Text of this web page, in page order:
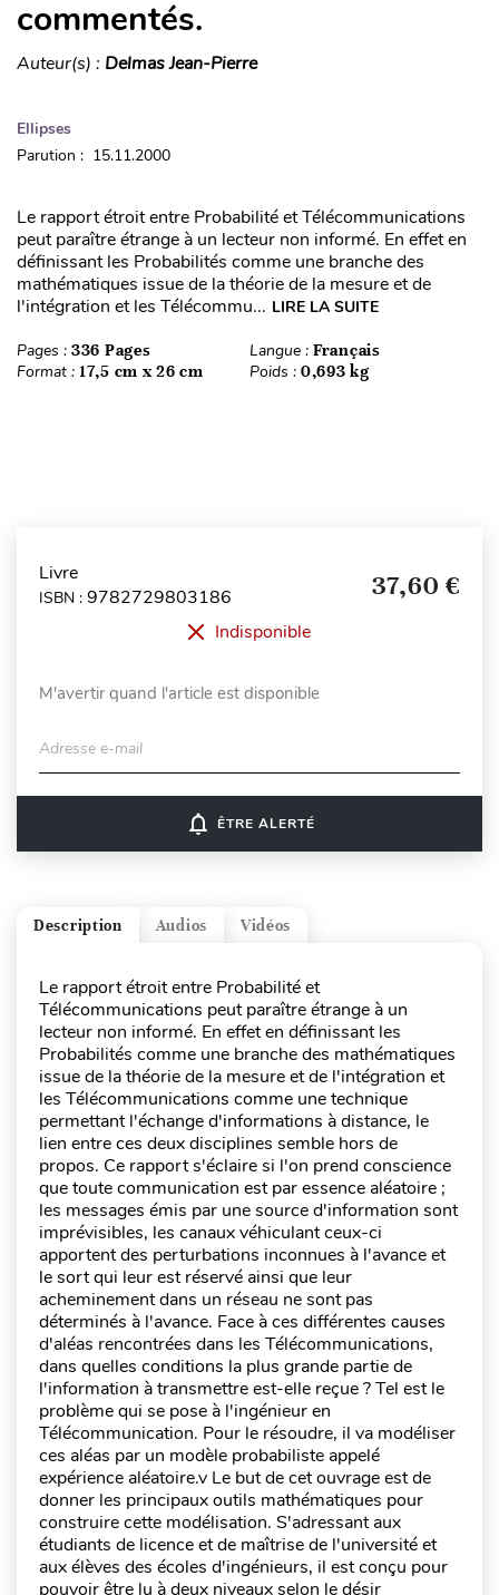
commentés.
Auteur(s) : Delmas Jean-Pierre
Ellipses
Parution : 15.11.2000
Le rapport étroit entre Probabilité et Télécommunications
peut paraître étrange à un lecteur non informé. En effet en
définissant les Probabilités comme une branche des
mathématiques issue de la théorie de la mesure et de
l'intégration et les Télécommu... LIRE LA SUITE
Pages : 336 Pages Langue : Français
Format : 17,5 cm x 26 cm Poids : 0,693 kg
Livre
ISBN : 9782729803186 37,60 €
Indisponible
M'avertir quand l'article est disponible
Adresse e-mail
notifications_none ÊTRE ALERTÉ
Vidéos
Audios
Description
Le rapport étroit entre Probabilité et
Télécommunications peut paraître étrange à un
lecteur non informé. En effet en définissant les
Probabilités comme une branche des mathématiques
issue de la théorie de la mesure et de l'intégration et
les Télécommunications comme une technique
permettant l'échange d'informations à distance, le
lien entre ces deux disciplines semble hors de
propos. Ce rapport s'éclaire si l'on prend conscience
que toute communication est par essence aléatoire ;
les messages émis par une source d'information sont
imprévisibles, les canaux véhiculant ceux-ci
apportent des perturbations inconnues à l'avance et
le sort qui leur est réservé ainsi que leur
acheminement dans un réseau ne sont pas
déterminés à l'avance. Face à ces différentes causes
d'aléas rencontrées dans les Télécommunications,
dans quelles conditions la plus grande partie de
l'information à transmettre est-elle reçue ? Tel est le
problème qui se pose à l'ingénieur en
Télécommunication. Pour le résoudre, il va modéliser
ces aléas par un modèle probabiliste appelé
expérience aléatoire.v Le but de cet ouvrage est de
donner les principaux outils mathématiques pour
construire cette modélisation. S'adressant aux
étudiants de licence et de maîtrise de l'université et
aux élèves des écoles d'ingénieurs, il est conçu pour
pouvoir être lu à deux niveaux selon le désir